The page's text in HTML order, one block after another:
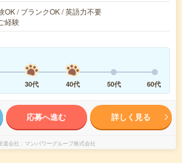
OK / ブランクOK / 英語力不要
経験
30代 40代 50代 60代
応募へ進む 詳しく見る
遣会社 マンパワーグループ株式会社